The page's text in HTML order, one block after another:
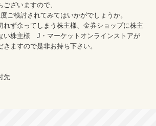
ざいますので、
ご検討されてみてはいかがでしょうか。
れず余ってしまう株主様、金券ショップに株主
い株主様　J・マーケットオンラインストアが
ますので是非お持ち下さい。
先